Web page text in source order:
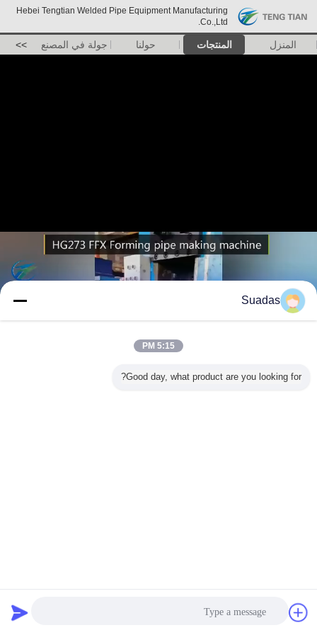
Hebei Tengtian Welded Pipe Equipment Manufacturing
Co.,Ltd.
المنزل المنتجات حولنا جولة في المصنع >>
Suadas
5:15 PM
Good day, what product are you looking for?